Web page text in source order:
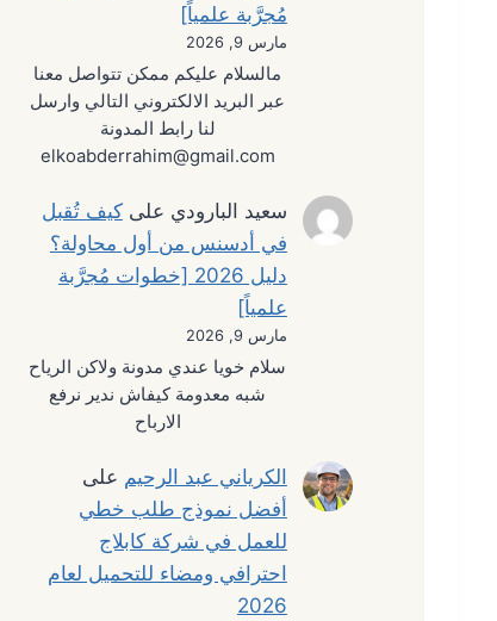
مُجرَّبة علمياً]
مارس 9, 2026
مالسلام عليكم ممكن تتواصل معنا
عبر البريد الالكتروني التالي وارسل
لنا رابط المدونة
elkoabderrahim@gmail.com
سعيد البارودي علىكيف تُقبل
في أدسنس من أول محاولة؟
دليل 2026 [خطوات مُجرَّبة
علمياً]
مارس 9, 2026
سلام خويا عندي مدونة ولاكن الرياح
شبه معدومة كيفاش ندير نرفع
الارباح
الكرياني عبد الرحيم على
أفضل نموذج طلب خطي
للعمل في شركة كابلاج
احترافي ومضاء للتحميل لعام
2026